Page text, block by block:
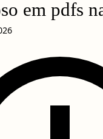
em pdfs